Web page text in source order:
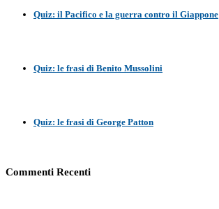
Quiz: il Pacifico e la guerra contro il Giappone
Quiz: le frasi di Benito Mussolini
Quiz: le frasi di George Patton
Commenti Recenti